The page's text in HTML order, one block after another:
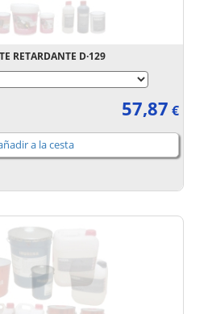
RETARDANTE D·129
57,87 €
a la cesta